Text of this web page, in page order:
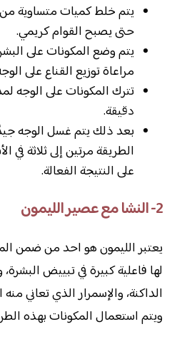
يتم خلط كميات متساوية
حتى يصبح القوام كريمي.
يتم وضع المكونات على
مراعاة توزيع القناع على
تترك المكونات على الوجه
دقيقة.
بعد ذلك يتم غسل الوجه جيدًا
الطريقة مرتين إلى ثلاثة في
على النتيجة الفعالة.
2- النشا مع عصير الليمون
يعتبر الليمون هو احد من ضمن
لها فاعلية كبيرة في تبييض
الداكنة، والإسمرار الذي تعاني
ويتم استعمال المكونات بهذه